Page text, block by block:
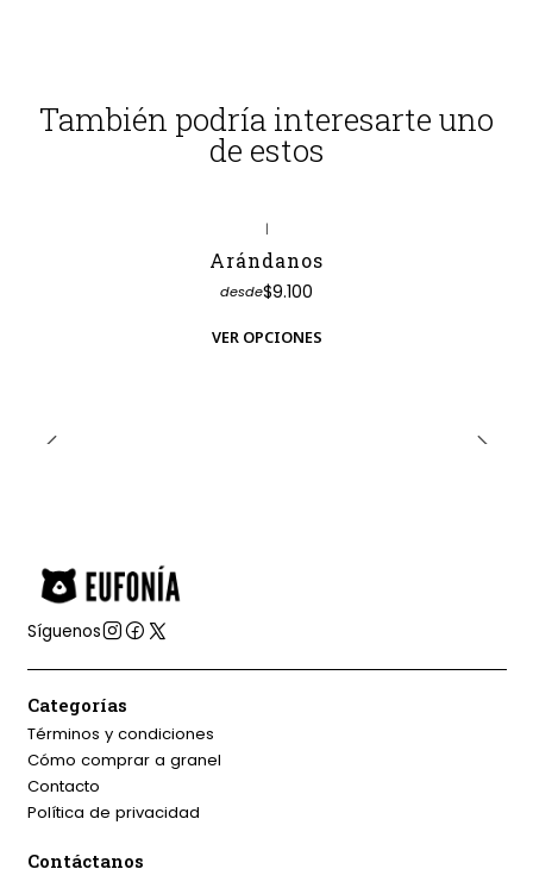
También podría interesarte uno
de estos
|
Arándanos
desde$9.100
VER OPCIONES
Síguenos
Categorías
Términos y condiciones
Cómo comprar a granel
Contacto
Política de privacidad
Contáctanos